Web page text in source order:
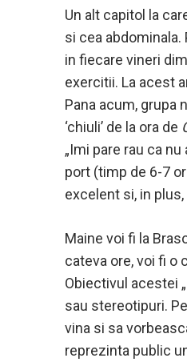
Un alt capitol la
si cea
in fiecare vineri
exercitii. La acest
Pana acum, grupa
‘chiuli’ de la ora de
„Imi pare rau ca
port (timp de 6-7
excelent si, in
Maine voi fi la
cateva ore, voi fi o
Obiectivul acestei
sau stereotipuri.
vina si sa
reprezinta public